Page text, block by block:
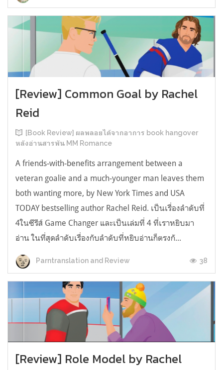
[Review] Common Goal by Rachel
Reid
[Book Review] ผลพลอยได้จากอาการ book hangover
หลังอ่านสารพัน MM Romance
A friends-with-benefits arrangement between a
veteran goalie and a much-younger man leaves them
both wanting more, by New York Times and USA
TODAY bestselling author Rachel Reid. เป็นเรื่องลำดับที่
4ในซีรีส์ Game Changer และเป็นเล่มที่ 4 ที่เราหยิบมา
อ่าน ในที่สุดลำดับเรื่องกับลำดับที่หยิบอ่านก็ตรงกั...
Parntranslation and Review 38
[Review] Role Model by Rachel